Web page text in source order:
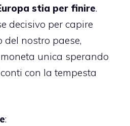
stia per finire.
decisivo per capire
nostro paese,
unica sperando
con la tempesta
: